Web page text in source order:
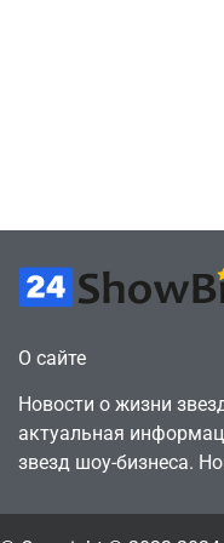
О сайте
Новости о жизни
актуальная
звезд шоу-бизнеса.